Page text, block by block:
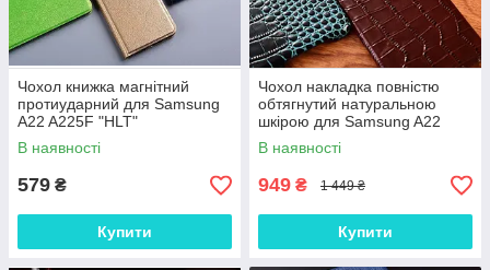
Чохол книжка магнітний
протиударний для Samsung
A22 A225F "HLT"
В наявності
579 ₴
Купити
Чохол накладка повністю
обтягнутий натуральною
шкірою для Samsung A22
A225F "SIGNATURE"
В наявності
949 ₴ 1 449 ₴
Купити